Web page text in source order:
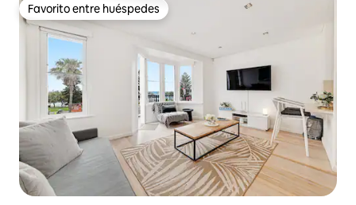
Favorito entre huéspedes
Favorito entre huéspedes